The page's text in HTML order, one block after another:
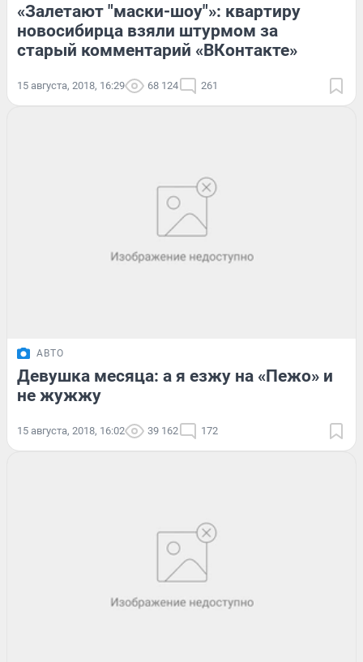
«Залетают "маски-шоу"»: квартиру
новосибирца взяли штурмом за
старый комментарий «ВКонтакте»
15 августа, 2018, 16:29 68 124 261
АВТО
Девушка месяца: а я езжу на «Пежо» и
не жужжу
15 августа, 2018, 16:02 39 162 172